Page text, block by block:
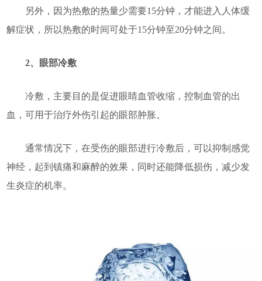
另外，因为热敷的热量少需要15分钟，才能进入人体缓
解症状，所以热敷的时间可处于15分钟至20分钟之间。
2、眼部冷敷
冷敷，主要目的是促进眼睛血管收缩，控制血管的出
血，可用于治疗外伤引起的眼部肿胀。
通常情况下，在受伤的眼部进行冷敷后，可以抑制感觉
神经，起到镇痛和麻醉的效果，同时还能降低损伤，减少发
生炎症的机率。